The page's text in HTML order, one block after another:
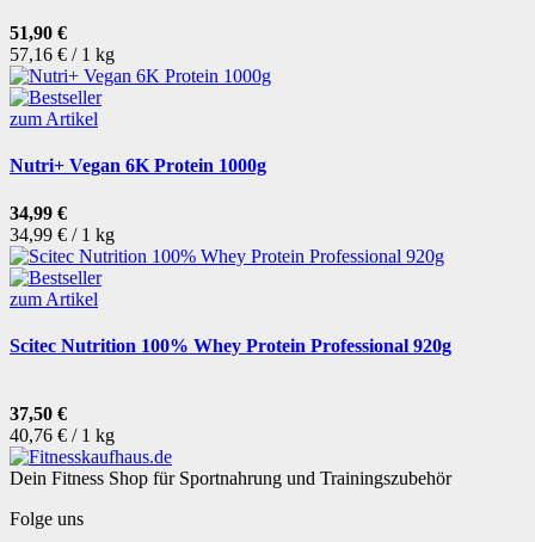
51,90 €
57,16 € / 1 kg
zum Artikel
Nutri+ Vegan 6K Protein 1000g
34,99 €
34,99 € / 1 kg
zum Artikel
Scitec Nutrition 100% Whey Protein Professional 920g
37,50 €
40,76 € / 1 kg
Dein Fitness Shop für Sportnahrung und Trainingszubehör
Folge uns